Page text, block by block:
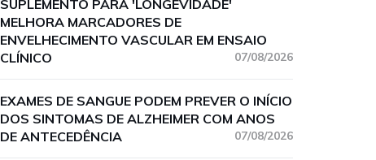
SUPLEMENTO PARA 'LONGEVIDADE'
MELHORA MARCADORES DE
ENVELHECIMENTO VASCULAR EM ENSAIO
CLÍNICO
07/08/2026
EXAMES DE SANGUE PODEM PREVER O INÍCIO
DOS SINTOMAS DE ALZHEIMER COM ANOS
DE ANTECEDÊNCIA
07/08/2026